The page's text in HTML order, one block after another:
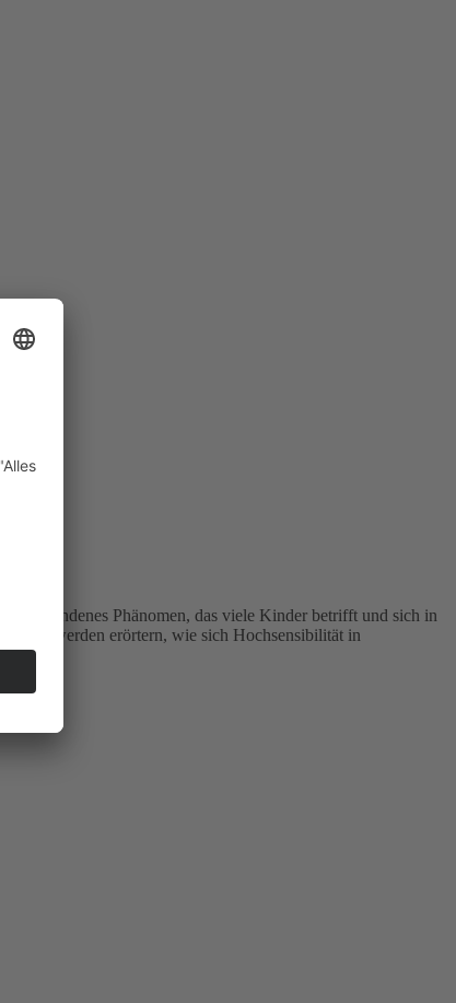
Phänomen, das viele Kinder betrifft und sich in
Wir werden erörtern, wie sich Hochsensibilität in